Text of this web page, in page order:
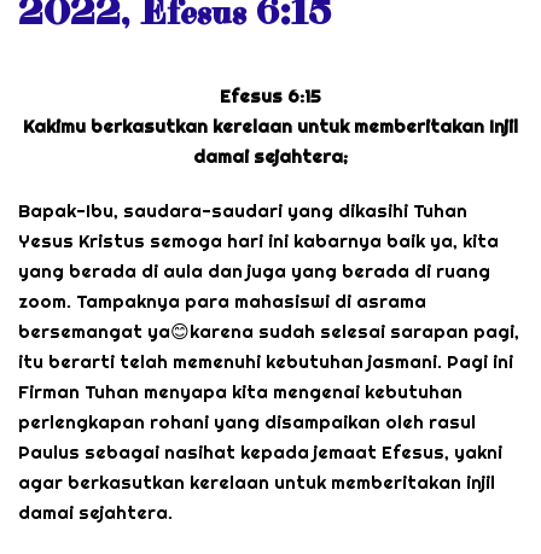
2022, Efesus 6:15
Efesus 6:15
Kakimu berkasutkan kerelaan untuk memberitakan Injil
damai sejahtera;
Bapak-Ibu, saudara-saudari yang dikasihi Tuhan
Yesus Kristus semoga hari ini kabarnya baik ya, kita
yang berada di aula dan juga yang berada di ruang
zoom. Tampaknya para mahasiswi di asrama
bersemangat ya😊karena sudah selesai sarapan pagi,
itu berarti telah memenuhi kebutuhan jasmani. Pagi ini
Firman Tuhan menyapa kita mengenai kebutuhan
perlengkapan rohani yang disampaikan oleh rasul
Paulus sebagai nasihat kepada jemaat Efesus, yakni
agar berkasutkan kerelaan untuk memberitakan injil
damai sejahtera.